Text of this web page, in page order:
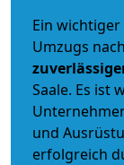
Ein
Umzugs
Saale. Es ist
und
erfolgreich